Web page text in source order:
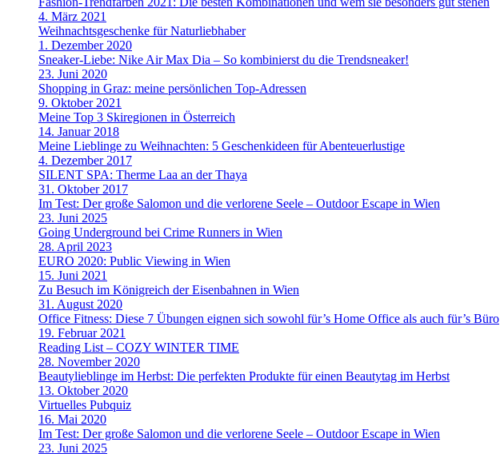
4. März 2021
Weihnachtsgeschenke für Naturliebhaber
1. Dezember 2020
Sneaker-Liebe: Nike Air Max Dia – So kombinierst du die Trendsneaker!
23. Juni 2020
Shopping in Graz: meine persönlichen Top-Adressen
9. Oktober 2021
Meine Top 3 Skiregionen in Österreich
14. Januar 2018
Meine Lieblinge zu Weihnachten: 5 Geschenkideen für Abenteuerlustige
4. Dezember 2017
SILENT SPA: Therme Laa an der Thaya
31. Oktober 2017
Im Test: Der große Salomon und die verlorene Seele – Outdoor Escape in Wien
23. Juni 2025
Going Underground bei Crime Runners in Wien
28. April 2023
EURO 2020: Public Viewing in Wien
15. Juni 2021
Zu Besuch im Königreich der Eisenbahnen in Wien
31. August 2020
Office Fitness: Diese 7 Übungen eignen sich sowohl für’s Home Office als auch für’s Büro
19. Februar 2021
Reading List – COZY WINTER TIME
28. November 2020
Beautylieblinge im Herbst: Die perfekten Produkte für einen Beautytag im Herbst
13. Oktober 2020
Virtuelles Pubquiz
16. Mai 2020
Im Test: Der große Salomon und die verlorene Seele – Outdoor Escape in Wien
23. Juni 2025